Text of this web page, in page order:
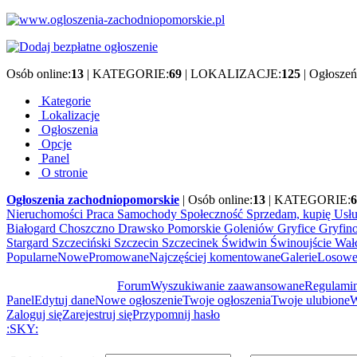
Osób online:13 | KATEGORIE:69 | LOKALIZACJE:125 |
Kategorie
Lokalizacje
Ogłoszenia
Opcje
Panel
O stronie
Ogłoszenia zachodniopomorskie | Osób online:13 | KATEGORIE:
Nieruchomości Praca Samochody Społeczność Sprzedam, kupię
Białogard Choszczno Drawsko Pomorskie Goleniów Gryfice
Stargard Szczeciński Szczecin Szczecinek Świdwin Świnoujście
PopularneNowePromowaneNajczęściej komentowaneGalerieLosowe
ForumWyszukiwanie zaawansowane
PanelEdytuj daneNowe ogłoszenieTwoje ogłoszeniaTwoje ulubione
Zaloguj sięZarejestruj sięPrzypomnij hasło
:SKY: